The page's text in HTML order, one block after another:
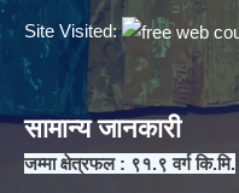
Site Visited:
सामान्य जानकारी
जम्मा क्षेत्रफल : ९१.९ वर्ग कि.मि.